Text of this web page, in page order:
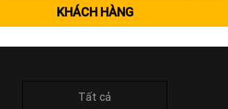
KHÁCH HÀNG
Tất cả